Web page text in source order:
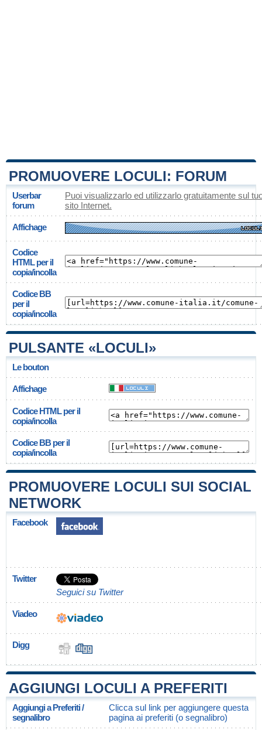
PROMUOVERE LOCULI: FORUM
Userbar
forum
Puoi visualizzarlo ed utilizzarlo gratuitamente sul
sito Internet.
Affichage
Codice
HTML per il
copia/incolla
Codice BB
per il
copia/incolla
PULSANTE «LOCULI»
Le bouton
Affichage
Codice HTML per il
copia/incolla
Codice BB per il
copia/incolla
PROMUOVERE LOCULI SUI SOCIAL
NETWORK
Facebook
Twitter
Seguici su Twitter
Viadeo
Digg
AGGIUNGI LOCULI A PREFERITI
Aggiungi a Preferiti /
segnalibro
Clicca sul link per aggiungere questa
pagina ai preferiti (o segnalibro)